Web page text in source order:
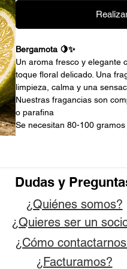
Bergamota 🍋✨
Un aroma fresco y elegante
toque floral delicado. Una
limpieza, calma y una
Nuestras fragancias son
o parafina
Se necesitan 80-100
Dudas y
¿Quiénes somos?
¿Quieres ser un
¿Cómo
¿Facturamos?